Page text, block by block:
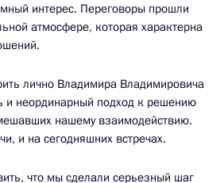
интерес. Переговоры прошли
атмосфере, которая характерна
лично Владимира Владимировича
и неординарный подход к решению
нашему взаимодействию.
и на сегодняшних встречах.
что мы сделали серьезный шаг